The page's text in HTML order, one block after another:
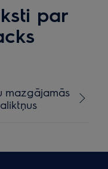
par
mazgājamās